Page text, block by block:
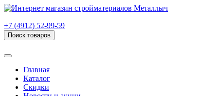
+7 (4912) 52-99-59
Поиск товаров
Главная
Каталог
Скидки